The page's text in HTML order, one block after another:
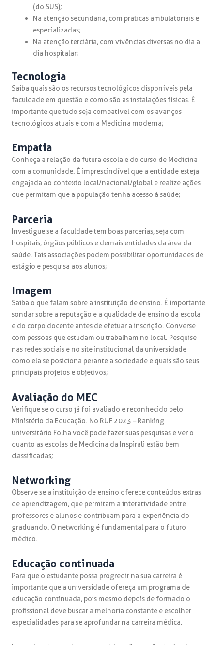
(do SUS);
Na atenção secundária, com práticas ambulatoriais e
especializadas;
Na atenção terciária, com vivências diversas no dia a
dia hospitalar;
Tecnologia
Saiba quais são os recursos tecnológicos disponíveis pela
faculdade em questão e como são as instalações físicas. É
importante que tudo seja compatível com os avanços
tecnológicos atuais e com a Medicina moderna;
Empatia
Conheça a relação da futura escola e do curso de Medicina
com a comunidade. É imprescindível que a entidade esteja
engajada ao contexto local/nacional/global e realize ações
que permitam que a população tenha acesso à saúde;
Parceria
Investigue se a faculdade tem boas parcerias, seja com
hospitais, órgãos públicos e demais entidades da área da
saúde. Tais associações podem possibilitar oportunidades de
estágio e pesquisa aos alunos;
Imagem
Saiba o que falam sobre a instituição de ensino. É importante
sondar sobre a reputação e a qualidade de ensino da escola
e do corpo docente antes de efetuar a inscrição. Converse
com pessoas que estudam ou trabalham no local. Pesquise
nas redes sociais e no site institucional da universidade
como ela se posiciona perante a sociedade e quais são seus
principais projetos e objetivos;
Avaliação do MEC
Verifique se o curso já foi avaliado e reconhecido pelo
Ministério da Educação. No RUF 2023 – Ranking
universitário Folha você pode fazer suas pesquisas e ver o
quanto as escolas de Medicina da Inspirali estão bem
classificadas;
Networking
Observe se a instituição de ensino oferece conteúdos extras
de aprendizagem, que permitam a interatividade entre
professores e alunos e contribuam para a experiência do
graduando. O networking é fundamental para o futuro
médico.
Educação continuada
Para que o estudante possa progredir na sua carreira é
importante que a universidade ofereça um programa de
educação continuada, pois mesmo depois de formado o
profissional deve buscar a melhoria constante e escolher
especialidades para se aprofundar na carreira médica.